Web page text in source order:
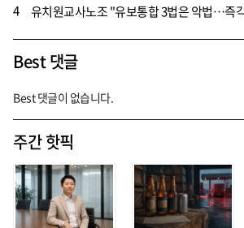
4
유치원교사노조 "유보통합 3법은 악법…즉
Best 댓글
Best 댓글이 없습니다.
주간 핫픽